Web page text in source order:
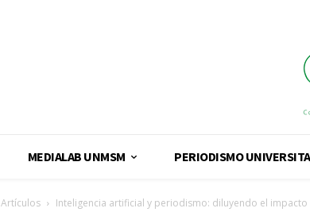
MEDIALAB UNMSM PERIODISMO
Artículos Inteligencia artificial y periodismo: diluyendo el